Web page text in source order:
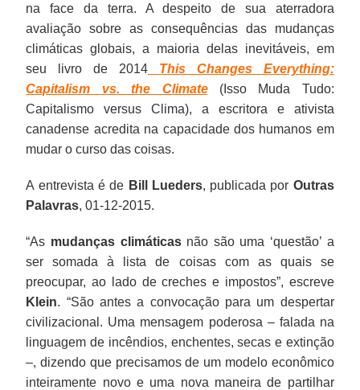
na face da terra. A despeito de sua aterradora
avaliação sobre as consequências das mudanças
climáticas globais, a maioria delas inevitáveis, em
seu livro de 2014 This Changes Everything:
Capitalism vs. the Climate(Isso Muda Tudo:
Capitalismo versus Clima), a escritora e ativista
canadense acredita na capacidade dos humanos em
mudar o curso das coisas.
A entrevista é de Bill Lueders, publicada por Outras
Palavras, 01-12-2015.
“As mudanças climáticasnão são uma ‘questão’ a
ser somada à lista de coisas com as quais se
preocupar, ao lado de creches e impostos”, escreve
Klein. “São antes a convocação para um despertar
civilizacional. Uma mensagem poderosa – falada na
linguagem de incêndios, enchentes, secas e extinção
–, dizendo que precisamos de um modelo econômico
inteiramente novo e uma nova maneira de partilhar